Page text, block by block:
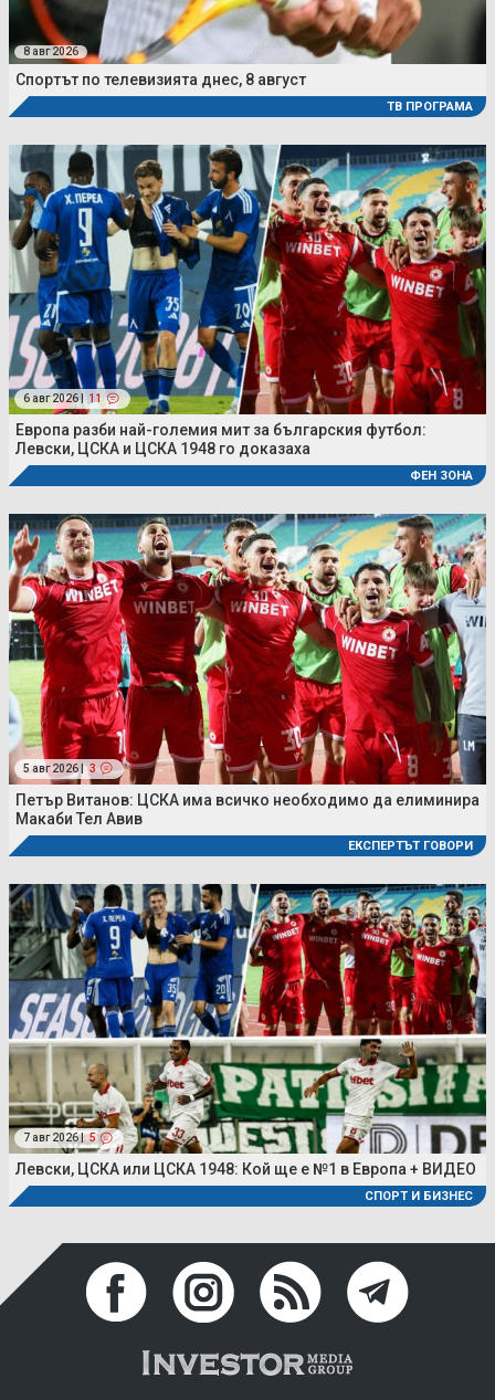
8 авг 2026
Спортът по телевизията днес, 8 август
ТВ ПРОГРАМА
6 авг 2026 | 11
Европа разби най-големия мит за българския футбол:
Левски, ЦСКА и ЦСКА 1948 го доказаха
ФЕН ЗОНА
5 авг 2026 | 3
Петър Витанов: ЦСКА има всичко необходимо да елиминира
Макаби Тел Авив
ЕКСПЕРТЪТ ГОВОРИ
7 авг 2026 | 5
Левски, ЦСКА или ЦСКА 1948: Кой ще е №1 в Европа + ВИДЕО
СПОРТ И БИЗНЕС